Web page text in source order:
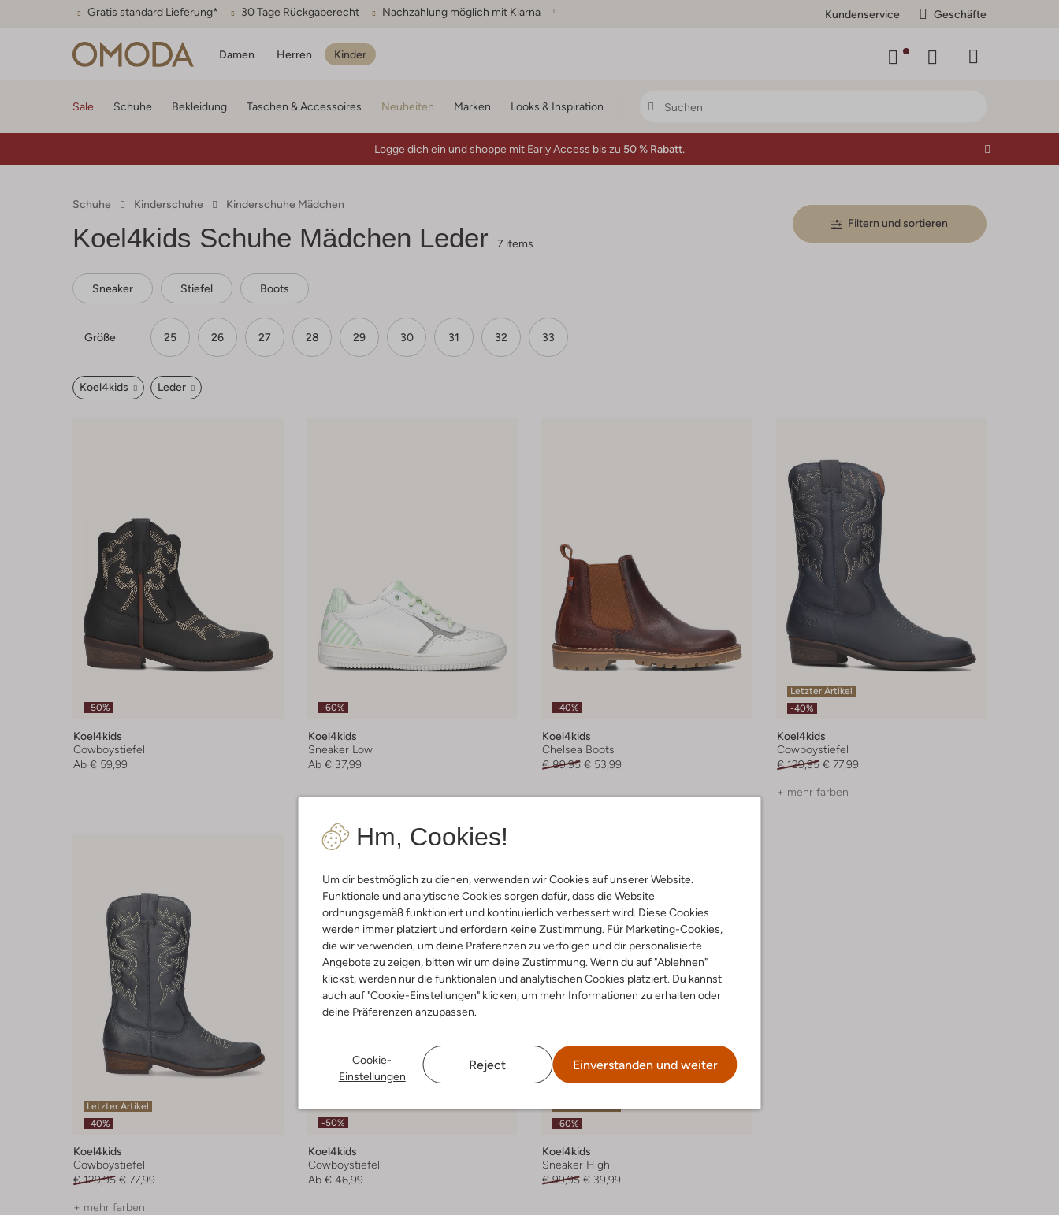
Gratis standard Lieferung* 30 Tage Rückgaberecht Nachzahlung möglich mit Klarna Kundenservice Geschäfte
Damen Herren Kinder
Hm, Cookies!
Um dir bestmöglich zu dienen, verwenden wir Cookies auf unserer Website.
Funktionale und analytische Cookies sorgen dafür, dass die Website
ordnungsgemäß funktioniert und kontinuierlich verbessert wird. Diese Cookies
werden immer platziert und erfordern keine Zustimmung. Für Marketing-Cookies,
die wir verwenden, um deine Präferenzen zu verfolgen und dir personalisierte
Angebote zu zeigen, bitten wir um deine Zustimmung. Wenn du auf "Ablehnen"
klickst, werden nur die funktionalen und analytischen Cookies platziert. Du kannst
auch auf "Cookie-Einstellungen" klicken, um mehr Informationen zu erhalten oder
deine Präferenzen anzupassen.
Cookie-
Einstellungen
Reject Einverstanden und weiter
Sale Schuhe Bekleidung Taschen & Accessoires Neuheiten Marken Looks & Inspiration
Logge dich ein und shoppe mit Early Access bis zu 50 % Rabatt.
Schuhe Kinderschuhe Kinderschuhe Mädchen
Koel4kids Schuhe Mädchen Leder 7 items
Filtern und sortieren
Sneaker Stiefel Boots
Größe 25 26 27 28 29 30 31 32 33
Koel4kids Leder
-50%
Koel4kids
Cowboystiefel
Ab € 59,99
-60%
Koel4kids
Sneaker Low
Ab € 37,99
-40%
Koel4kids
Chelsea Boots
€ 89,95 € 53,99
Letzter Artikel
-40%
Koel4kids
Cowboystiefel
€ 129,95 € 77,99
+ mehr farben
Letzter Artikel
-40%
Koel4kids
Cowboystiefel
€ 129,95 € 77,99
+ mehr farben
-50%
Koel4kids
Cowboystiefel
Ab € 46,99
-60%
Koel4kids
Sneaker High
€ 99,95 € 39,99